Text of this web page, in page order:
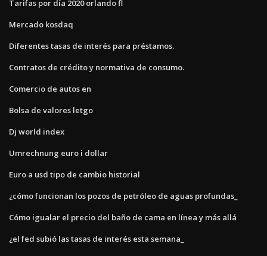
Tarifas por día 2020 orlando fl
Mercado kosdaq
Diferentes tasas de interés para préstamos.
Contratos de crédito y normativa de consumo.
Comercio de autos en
Bolsa de valores letgo
Dj world index
Umrechnung euro i dollar
Euro a usd tipo de cambio historial
¿cómo funcionan los pozos de petróleo de aguas profundas_
Cómo igualar el precio del baño de cama en línea y más allá
¿el fed subió las tasas de interés esta semana_